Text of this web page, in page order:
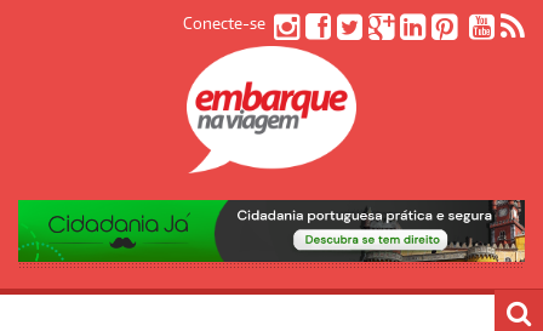
Conecte-se